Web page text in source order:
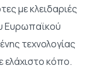
με κλειδαριές
Ευρωπαϊκού
τεχνολογίας
ελάχιστο κόπο.